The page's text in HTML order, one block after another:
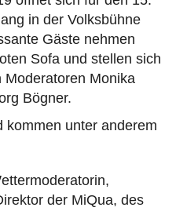
in der Volksbühne
Gäste nehmen
Sofa und stellen sich
Monika
Bögner.
kommen unter anderem
der MiQua, des